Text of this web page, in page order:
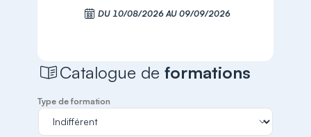
DU 10/08/2026 AU 09/09/2026
Catalogue deformations
Type de formation